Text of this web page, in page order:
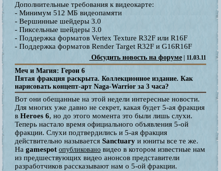
Дополнительные требования к видеокарте:
- Минимум 512 МБ видеопамяти
- Вершинные шейдеры 3.0
- Пиксельные шейдеры 3.0
- Поддержка форматов Vertex Texture R32F или R16F
- Поддержка форматов Render Target R32F и G16R16F
Обсудить новость на форуме | 11.03.11
Меч и Магия: Герои 6
Пятая фракция раскрыта. Коллекционное издание. Как
нарисовать концепт-арт Naga-Warrior за 3 часа?
Вот они обещанные на этой недели интересные новости.
Для многих уже давно не секрет, какая будет 5-ая фракция
в Heroes 6, но до этого момента это были лишь слухи.
Теперь настало время официального объявления 5-ой
фракции. Слухи подтвердились и 5-ая фракция
действительно называется Sanctuary и юниты все те же.
На gamespot опубликовано видео в котором известные нам
из предшествующих видео анонсов представители
разработчиков рассказывают нам о 5-ой фракции.